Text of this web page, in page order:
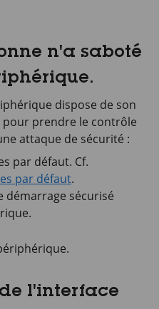
n'a saboté
dispose de son
pour prendre le contrôle
attaque de sécurité :
par défaut. Cf.
par défaut.
démarrage sécurisé
l'interface